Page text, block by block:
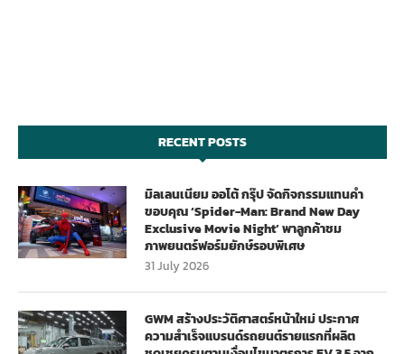
RECENT POSTS
มิลเลนเนียม ออโต้ กรุ๊ป จัดกิจกรรมแทนคำ
ขอบคุณ ‘Spider-Man: Brand New Day
Exclusive Movie Night’ พาลูกค้าชม
ภาพยนตร์ฟอร์มยักษ์รอบพิเศษ
31 July 2026
GWM สร้างประวัติศาสตร์หน้าใหม่ ประกาศ
ความสำเร็จแบรนด์รถยนต์รายแรกที่ผลิต